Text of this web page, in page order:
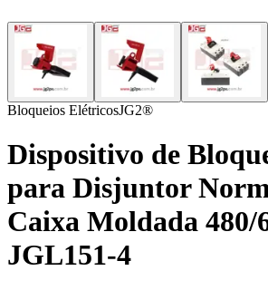
Bloqueios ElétricosJG2®
Dispositivo de
para Disjuntor
Caixa Moldada 480/
JGL151-4